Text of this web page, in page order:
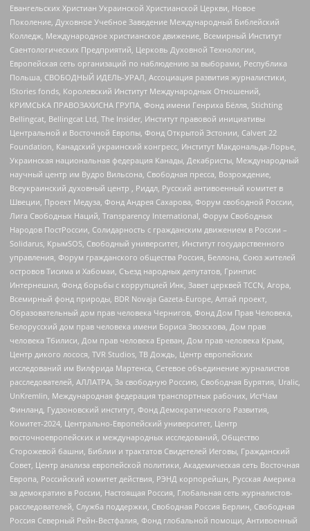
Евангельских Христиан Украинской Христианской Церкви, Новое
Поколение, Духовное Учебное Заведение Международный Библейский
Колледж, Международное христианское движение, Всемирный Институт
Саентологических Предприятий, Церковь Духовной Технологии,
Европейская сеть организаций по наблюдению за выборами, Республика
Польша, СВОБОДНЫЙ ИДЕЛЬ-УРАЛ, Ассоциация развития журналистики,
IStories fonds, Королевский Институт Международных Отношений,
КРИМСЬКА ПРАВОЗАХИСНА ГРУПА, Фонд имени Генриха Бёлля, Stichting
Bellingcat, Bellingcat Ltd, The Insider, Институт правовой инициативы
Центральной и Восточной Европы, Фонд Открытой Эстонии, Calvert 22
Foundation, Канадский украинский конгресс, Институт Макдональда-Лорье,
Украинская национальная федерация Канады, Декабристы, Международный
научный центр им Вудро Вильсона, Свободная пресса, Возрождение,
Всеукраинский духовный центр , Риддл, Русский антивоенный комитет в
Швеции, Проект Медуза, Фонд Андрея Сахарова, Форум свободной России,
Лига Свободных Наций, Transparеncy International, Форум Свободных
Народов ПостРоссии, Солидарность с гражданским движением в России –
Solidarus, КрымSOS, Свободный университет, Институт государственного
управления, Форум гражданского общества Россия, Беллона, Союз жителей
островов Тисима и Хабомаи, Съезд народных депутатов, Гринпис
Интернешнл, Фонд борьбы с коррупцией Инк, Завет церквей TCCN, Агора,
Всемирный фонд природы, BDR Novaja Gazeta-Europe, Алтай проект,
Образовательный дом прав человека Чернигов, Фонд Дом Прав Человека,
Белорусский дом прав человека имени Бориса Звозскова, Дом прав
человека Тбилиси, Дом прав человека Ереван, Дом прав человека Крым,
Центр дикого лосося, TVR Studios, ТВ Дождь, Центр европейских
исследований им Вилфрида Мартенса, Сетевое объединение журналистов
расследователей, АЛЛАТРА, За свободную Россию, Свободная Бурятия, Uralic,
UnKremlin, Международная федерация транспортных рабочих, ИстЧам
Финланд, Гудзоновский институт, Фонд Демократического Развития,
Комитет-2024, Центрально-Европейский университет, Центр
восточноевропейских и международных исследований, Общество
Сторожевой башни, Библии и трактатов Свидетелей Иеговы, Гражданский
Совет, Центр анализа европейской политики, Академическая сеть Восточная
Европа, Российский комитет действия, РЭНД корпорейшн, Русская Америка
за демократию в России, Настоящая Россия, Глобальная сеть журналистов-
расследователей, Служба поддержки, Свободная Россия Берлин, Свободная
Россия Северный Рейн-Вестфалия, Фонд глобальной помощи, Антивоенный